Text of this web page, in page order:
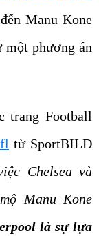
Manu Kone
một phương án
trang Football
từ SportBILD
Chelsea và
Manu Kone
là sự lựa